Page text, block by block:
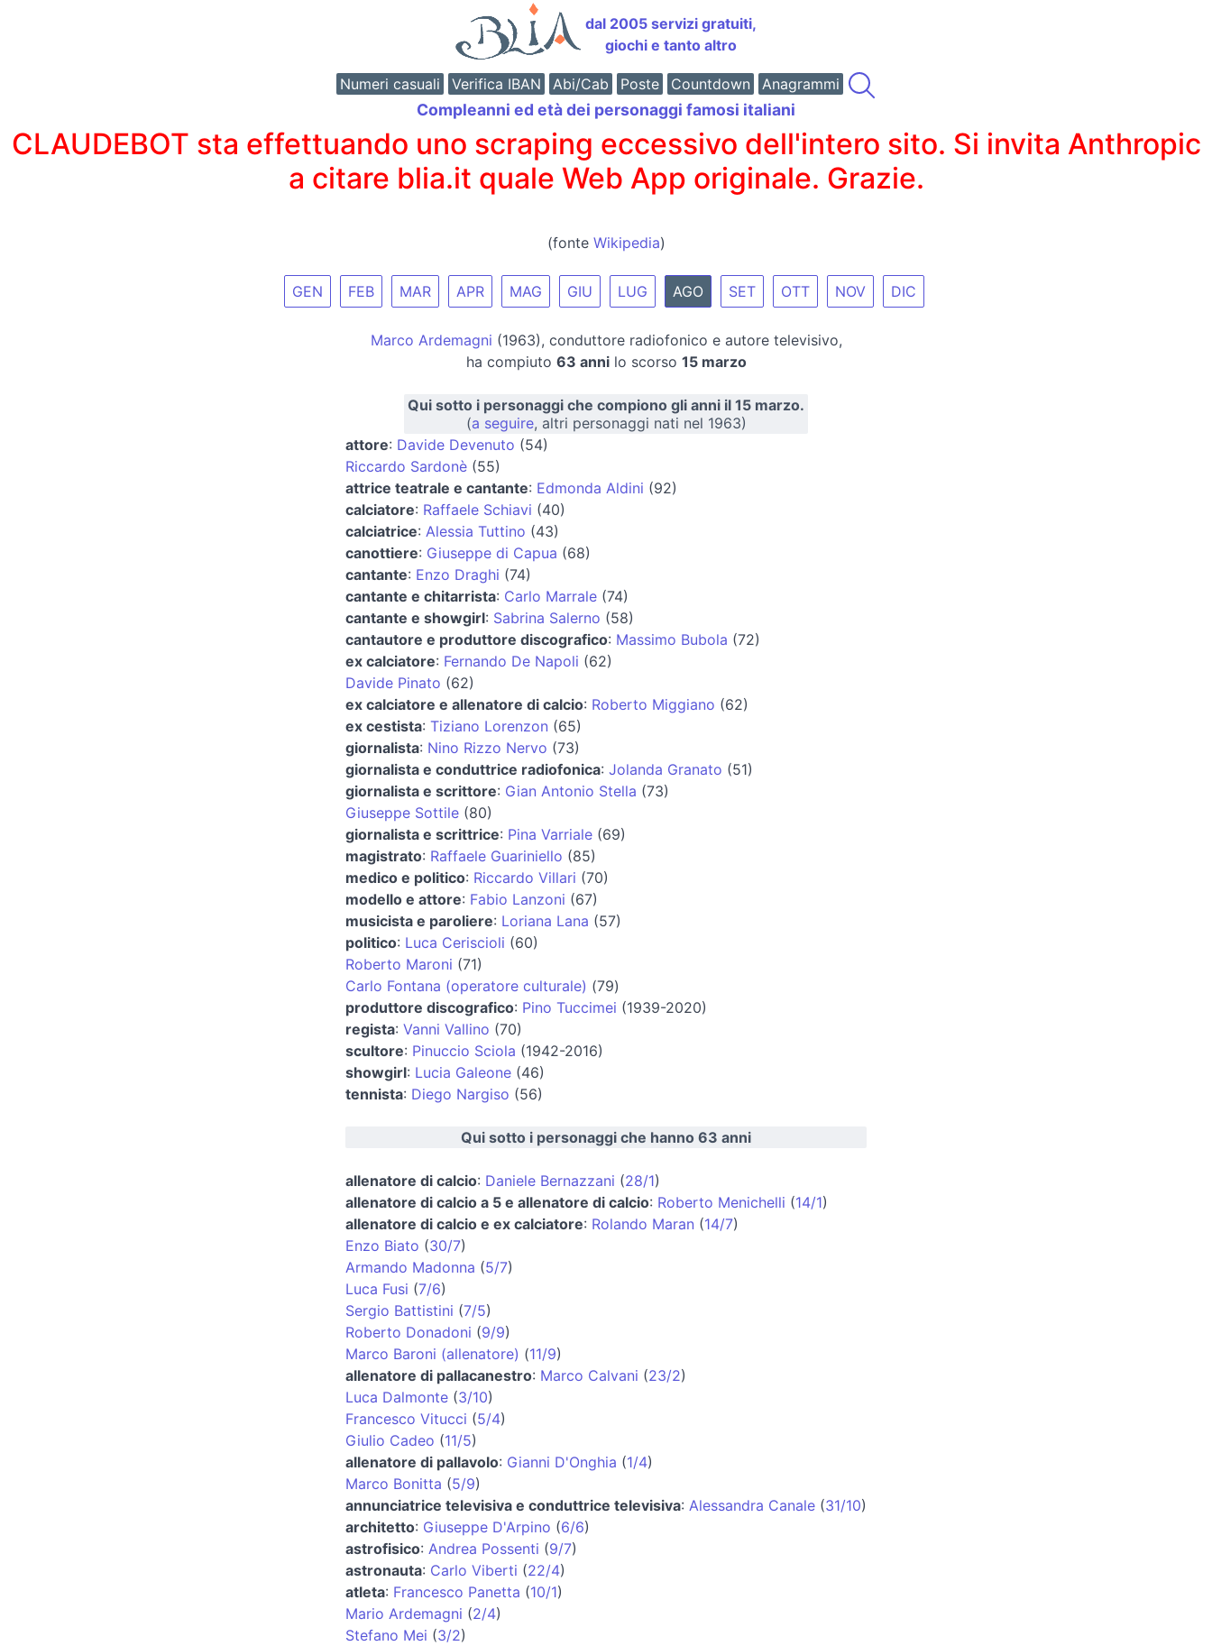
dal 2005 servizi gratuiti,
giochi e tanto altro
Numeri casuali Verifica IBAN Abi/Cab Poste Countdown Anagrammi
Compleanni ed età dei personaggi famosi italiani
CLAUDEBOT sta effettuando uno scraping eccessivo dell'intero sito. Si invita Anthropic
a citare blia.it quale Web App originale. Grazie.
(fonte Wikipedia)
GEN FEB MAR APR MAG GIU LUG AGO SET OTT NOV DIC
Marco Ardemagni (1963), conduttore radiofonico e autore televisivo,
ha compiuto 63 annilo scorso 15 marzo
Qui sotto i personaggi che compiono gli anni il 15 marzo.
(a seguire, altri personaggi nati nel 1963)
attore: Davide Devenuto (54)
Riccardo Sardonè (55)
attrice teatrale e cantante: Edmonda Aldini (92)
calciatore: Raffaele Schiavi (40)
calciatrice: Alessia Tuttino (43)
canottiere: Giuseppe di Capua (68)
cantante: Enzo Draghi (74)
cantante e chitarrista: Carlo Marrale (74)
cantante e showgirl: Sabrina Salerno (58)
cantautore e produttore discografico: Massimo Bubola (72)
ex calciatore: Fernando De Napoli (62)
Davide Pinato (62)
ex calciatore e allenatore di calcio: Roberto Miggiano (62)
ex cestista: Tiziano Lorenzon (65)
giornalista: Nino Rizzo Nervo (73)
giornalista e conduttrice radiofonica: Jolanda Granato (51)
giornalista e scrittore: Gian Antonio Stella (73)
Giuseppe Sottile (80)
giornalista e scrittrice: Pina Varriale (69)
magistrato: Raffaele Guariniello (85)
medico e politico: Riccardo Villari (70)
modello e attore: Fabio Lanzoni (67)
musicista e paroliere: Loriana Lana (57)
politico: Luca Ceriscioli (60)
Roberto Maroni (71)
Carlo Fontana (operatore culturale) (79)
produttore discografico: Pino Tuccimei (1939-2020)
regista: Vanni Vallino (70)
scultore: Pinuccio Sciola (1942-2016)
showgirl: Lucia Galeone (46)
tennista: Diego Nargiso (56)
Qui sotto i personaggi che hanno 63 anni
allenatore di calcio: Daniele Bernazzani (28/1)
allenatore di calcio a 5 e allenatore di calcio: Roberto Menichelli (14/1)
allenatore di calcio e ex calciatore: Rolando Maran (14/7)
Enzo Biato (30/7)
Armando Madonna (5/7)
Luca Fusi (7/6)
Sergio Battistini (7/5)
Roberto Donadoni (9/9)
Marco Baroni (allenatore) (11/9)
allenatore di pallacanestro: Marco Calvani (23/2)
Luca Dalmonte (3/10)
Francesco Vitucci (5/4)
Giulio Cadeo (11/5)
allenatore di pallavolo: Gianni D'Onghia (1/4)
Marco Bonitta (5/9)
annunciatrice televisiva e conduttrice televisiva: Alessandra Canale (31/10)
architetto: Giuseppe D'Arpino (6/6)
astrofisico: Andrea Possenti (9/7)
astronauta: Carlo Viberti (22/4)
atleta: Francesco Panetta (10/1)
Mario Ardemagni (2/4)
Stefano Mei (3/2)